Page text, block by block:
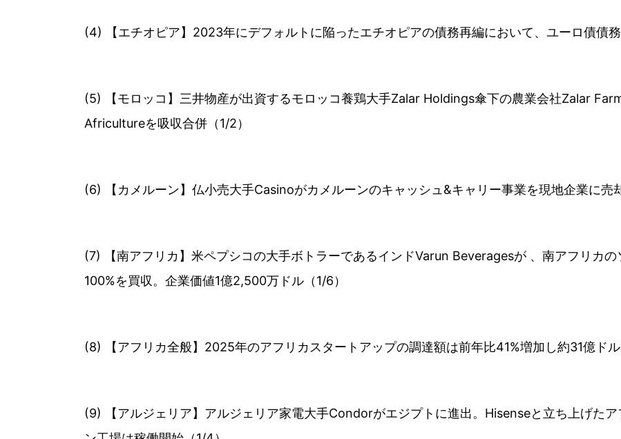
(4) 【エチオピア】2023年にデフォルトに陥ったエチオピアの債務再編において、ユーロ債債務
(5) 【モロッコ】三井物産が出資するモロッコ養鶏大手Zalar Holdings傘下の農業会社Zalar
Africultureを吸収合併（1/2）
(6) 【カメルーン】仏小売大手Casinoがカメルーンのキャッシュ&キャリー事業を現地企業に売
(7) 【南アフリカ】米ペプシコの大手ボトラーであるインドVarun Beveragesが 、南アフリカ
100%を買収。企業価値1億2,500万ドル（1/6）
(8) 【アフリカ全般】2025年のアフリカスタートアップの調達額は前年比41%増加し約31億ド
(9) 【アルジェリア】アルジェリア家電大手Condorがエジプトに進出。Hisenseと立ち上げた